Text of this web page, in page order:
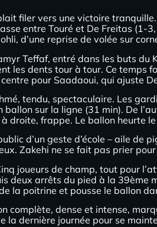
filer vers une victoire
entre Touré et De Freitas (1-
d’une reprise de volée sur
Teffaf, entré dans les buts
les dents tour à tour. Ce
pour Saadaoui, qui ajuste
tendu, spectaculaire. Les
sur la ligne (31 min). De
droite, frappe. Le ballon heurte
d’un geste d’école – aile de
Zakehi ne se fait pas prier
joueurs de champ, tout pour
deux arrêts du pied à la 39ème
la poitrine et pousse le ballon
complète, dense et intense,
la dernière journée pour se